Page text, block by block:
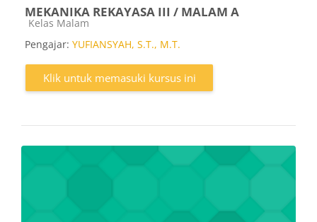
MEKANIKA REKAYASA III / MALAM A
Kategori kursus
Kelas Malam
Pengajar: YUFIANSYAH, S.T., M.T.
Klik untuk memasuki kursus ini